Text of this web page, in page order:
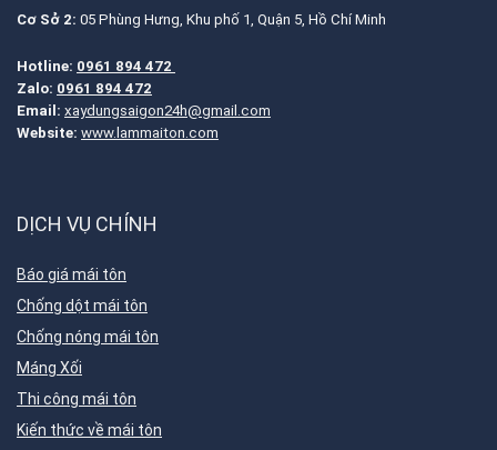
Cơ Sở 2: 05 Phùng Hưng, Khu phố 1, Quận 5, Hồ Chí Minh
Hotline: 0961 894 472
Zalo: 0961 894 472
Email: xaydungsaigon24h@gmail.com
Website: www.lammaiton.com
DỊCH VỤ CHÍNH
Báo giá mái tôn
Chống dột mái tôn
Chống nóng mái tôn
Máng Xối
Thi công mái tôn
Kiến thức về mái tôn